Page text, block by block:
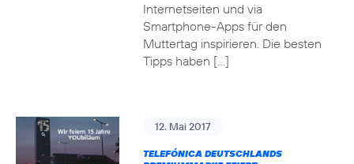
Internetseiten und via
Smartphone-Apps für den
Muttertag inspirieren. Die besten
Tipps haben […]
12. Mai 2017
TELEFÓNICA DEUTSCHLANDS